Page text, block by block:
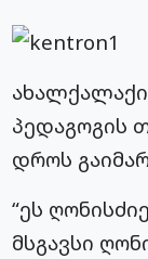
პედაგოგის
დროს
“ეს
მსგავსი